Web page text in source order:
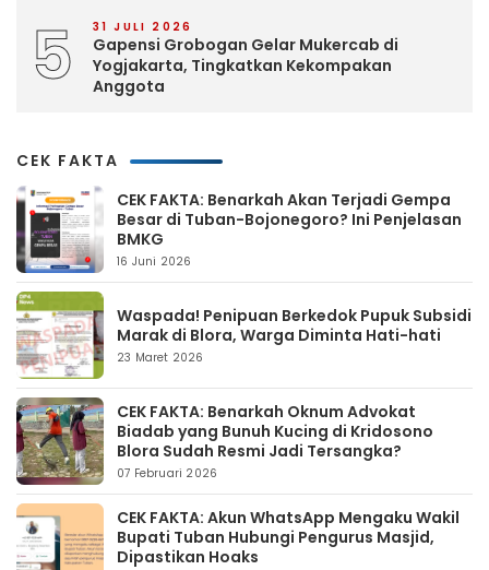
5 31 JULI 2026
Gapensi Grobogan Gelar Mukercab di
Yogjakarta, Tingkatkan Kekompakan
Anggota
CEK FAKTA
CEK FAKTA: Benarkah Akan Terjadi Gempa
Besar di Tuban-Bojonegoro? Ini Penjelasan
BMKG
16 Juni 2026
Waspada! Penipuan Berkedok Pupuk Subsidi
Marak di Blora, Warga Diminta Hati-hati
23 Maret 2026
CEK FAKTA: Benarkah Oknum Advokat
Biadab yang Bunuh Kucing di Kridosono
Blora Sudah Resmi Jadi Tersangka?
07 Februari 2026
CEK FAKTA: Akun WhatsApp Mengaku Wakil
Bupati Tuban Hubungi Pengurus Masjid,
Dipastikan Hoaks